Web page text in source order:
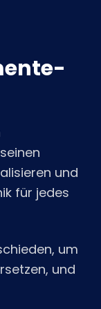
und
für jedes
um
und